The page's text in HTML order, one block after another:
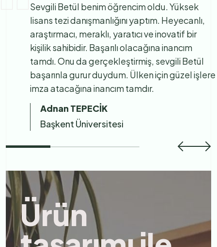
Sevgili Betül benim öğrencim oldu. Yüksek
lisans tezi danışmanlığını yaptım. Heyecanlı,
araştırmacı, meraklı, yaratıcı ve inovatif bir
kişilik sahibidir. Başarılı olacağına inancım
tamdı. Onu da gerçekleştirmiş, sevgili Betül
başarınla gurur duydum. Ülken için güzel işlere
imza atacağına inancım tamdır.
Adnan TEPECİK
Başkent Üniversitesi
Ürün